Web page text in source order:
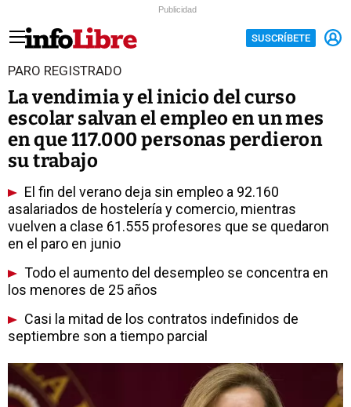
Publicidad
SUSCRÍBETE
PARO REGISTRADO
La vendimia y el inicio del curso
escolar salvan el empleo en un mes
en que 117.000 personas perdieron
su trabajo
El fin del verano deja sin empleo a 92.160
asalariados de hostelería y comercio, mientras
vuelven a clase 61.555 profesores que se quedaron
en el paro en junio
Todo el aumento del desempleo se concentra en
los menores de 25 años
Casi la mitad de los contratos indefinidos de
septiembre son a tiempo parcial